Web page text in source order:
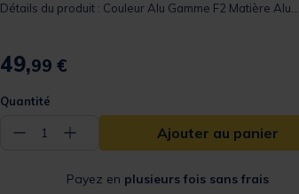
Détails du produit : Couleur Alu Gamme F2 Matière Alu...
49,99 €
Quantité
− 1 + Ajouter au panier
Payez en plusieurs fois sans frais